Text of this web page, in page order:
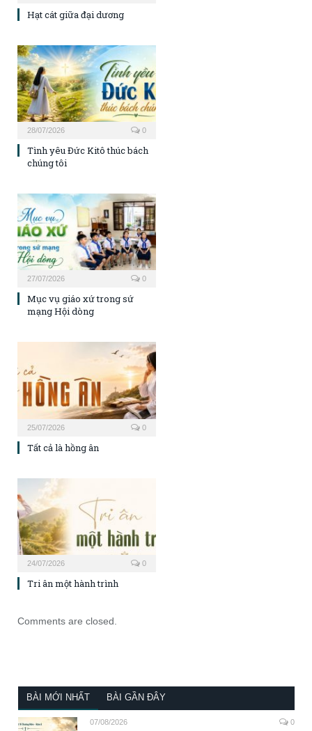
Hạt cát giữa đại dương
28/07/2026 0
Tình yêu Đức Kitô thúc bách
chúng tôi
27/07/2026 0
Mục vụ giáo xứ trong sứ
mạng Hội dòng
25/07/2026 0
Tất cả là hồng ân
24/07/2026 0
Tri ân một hành trình
Comments are closed.
BÀI MỚI NHẤT BÀI GẦN ĐÂY
07/08/2026 0